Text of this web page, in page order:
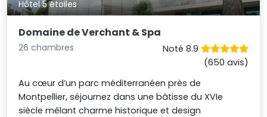
Hôtel 5 étoiles
Domaine de Verchant & Spa
26 chambres
Noté 8.9
(650 avis)
Au cœur d’un parc méditerranéen près de
Montpellier, séjournez dans une bâtisse du XVIe
siècle mêlant charme historique et design